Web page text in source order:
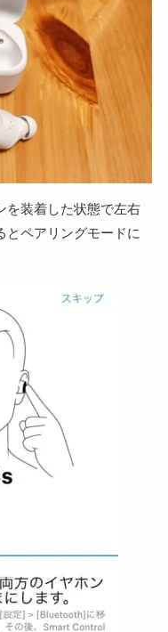
を装着した状態で左右
とペアリングモードに